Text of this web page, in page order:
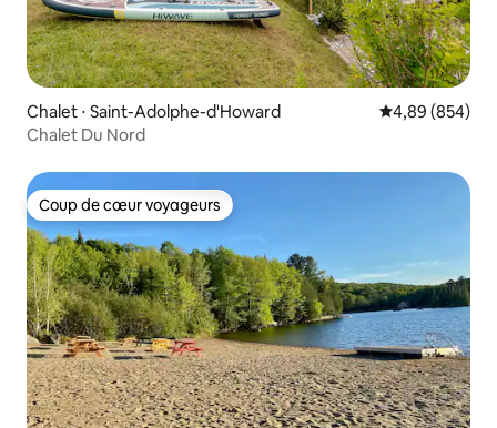
Chalet ⋅ Saint-Adolphe-d'Howard Évaluation
4,89 (854)
Chalet Du Nord
Coup de cœur voyageurs
Coup de cœur voyageurs